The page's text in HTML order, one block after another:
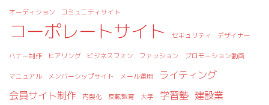
オーディション コミュニティサイト
コーポレートサイト セキュリティ デザイナー
バナー制作 ヒアリング ビジネスフォン ファッション プロモーション動画
マニュアル メンバーシップサイト メール運用
ライティング
会員サイト制作
内製化 反転教育 大学 学習塾 建設業